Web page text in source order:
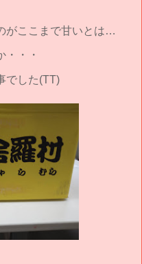
がここまで甘いとは…
・・・
でした(TT)